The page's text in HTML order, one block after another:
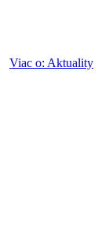
Viac o: Aktuality